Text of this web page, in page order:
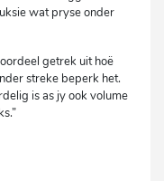
wat pryse onder
getrek uit hoë
streke beperk het.
is as jy ook volume